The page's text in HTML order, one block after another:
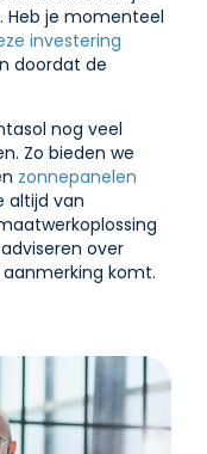
je momenteel
investering
doordat de
nog veel
Zo bieden we
zonnepanelen
altijd van
over
komt.